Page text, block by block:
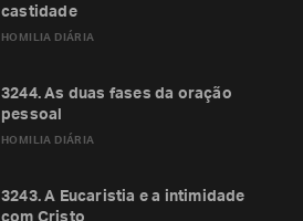
HOMILIA DIÁRIA
castidade
HOMILIA DIÁRIA
3244. As duas fases da oração
pessoal
3243. A Eucaristia e a intimidade
com Cristo